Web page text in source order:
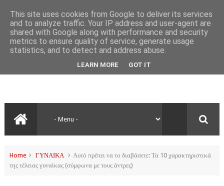
Home ΓΥΝΑΙΚΑ
Αυτό πρέπει να το διαβάσετε: Τα 10 χαρακτηριστικά
της τέλειας γυναίκας (σύμφωνα με τους άντρες)
This site uses cookies from Google to deliver its services
and to analyze traffic. Your IP address and user-agent are
shared with Google along with performance and security
metrics to ensure quality of service, generate usage
statistics, and to detect and address abuse.
LEARN MORE GOT IT